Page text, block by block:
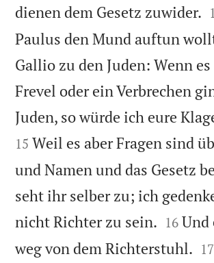
dienen dem Gesetz zuwider.
Paulus den Mund auftun
Gallio zu den Juden: Wenn
Frevel oder ein Verbrechen
Juden, so würde ich eure
15 Weil es aber Fragen sind
und Namen und das Gesetz
seht ihr selber zu; ich
nicht Richter zu sein. 

16 Und
weg von dem Richterstuhl. 

17